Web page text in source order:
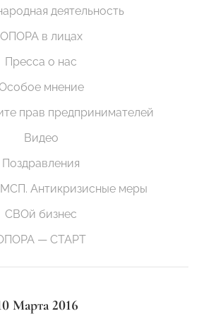
деятельность
ОПОРА в лицах
Пресса о нас
мнение
прав предпринимателей
Видео
Поздравления
Антикризисные меры
СВОй бизнес
— СТАРТ
Марта 2016